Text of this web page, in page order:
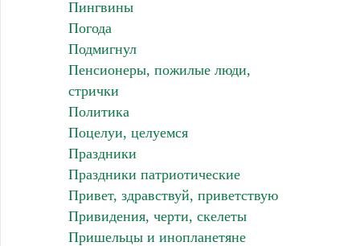
Пингвины
Погода
Подмигнул
Пенсионеры, пожилые люди,
стрички
Политика
Поцелуи, целуемся
Праздники
Праздники патриотические
Привет, здравствуй, приветствую
Привидения, черти, скелеты
Пришельцы и инопланетяне